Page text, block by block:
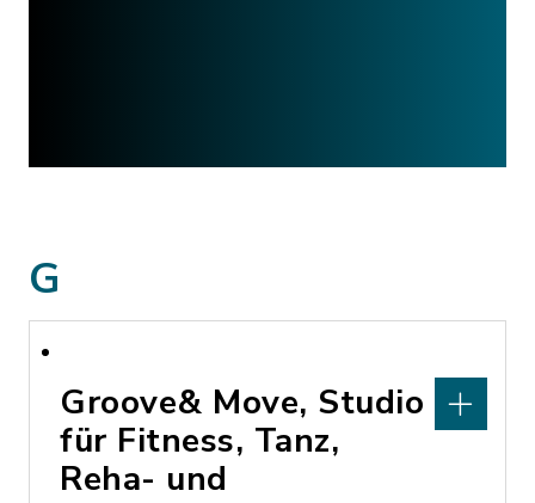
G
Groove& Move, Studio
für Fitness, Tanz,
Reha- und